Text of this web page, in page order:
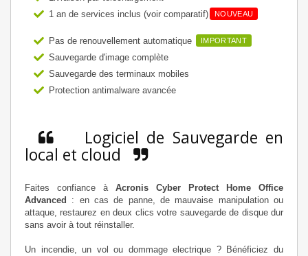
1 an de services inclus (voir comparatif)
NOUVEAU
Pas de renouvellement automatique IMPORTANT
Sauvegarde d'image complète
Sauvegarde des terminaux mobiles
Protection antimalware avancée
Logiciel de Sauvegarde en
local et cloud
Faites confiance à Acronis Cyber Protect Home Office
Advanced
: en cas de panne, de mauvaise manipulation ou
attaque, restaurez en deux clics votre sauvegarde de disque dur
sans avoir à tout réinstaller.
Un incendie, un vol ou dommage electrique ? Bénéficiez du